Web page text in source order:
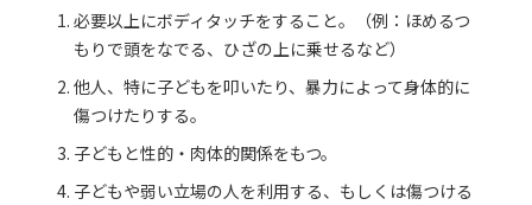
必要以上にボディタッチをすること。（例：ほめるつ
もりで頭をなでる、ひざの上に乗せるなど）
他人、特に子どもを叩いたり、暴力によって身体的に
傷つけたりする。
子どもと性的・肉体的関係をもつ。
子どもや弱い立場の人を利用する、もしくは傷つける